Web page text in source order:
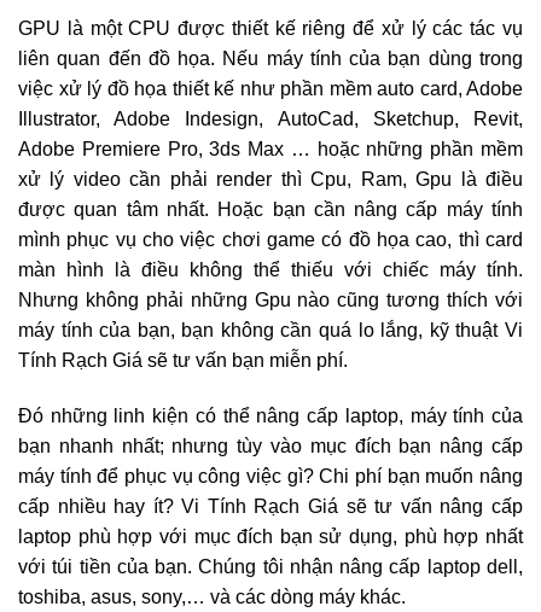
GPU là một CPU được thiết kế riêng để xử lý các tác vụ
liên quan đến đồ họa. Nếu máy tính của bạn dùng trong
việc xử lý đồ họa thiết kế như phần mềm auto card, Adobe
Illustrator, Adobe Indesign, AutoCad, Sketchup, Revit,
Adobe Premiere Pro, 3ds Max … hoặc những phần mềm
xử lý video cần phải render thì Cpu, Ram, Gpu là điều
được quan tâm nhất. Hoặc bạn cần nâng cấp máy tính
mình phục vụ cho việc chơi game có đồ họa cao, thì card
màn hình là điều không thể thiếu với chiếc máy tính.
Nhưng không phải những Gpu nào cũng tương thích với
máy tính của bạn, bạn không cần quá lo lắng, kỹ thuật Vi
Tính Rạch Giá sẽ tư vấn bạn miễn phí.
Đó những linh kiện có thể nâng cấp laptop, máy tính của
bạn nhanh nhất; nhưng tùy vào mục đích bạn nâng cấp
máy tính để phục vụ công việc gì? Chi phí bạn muốn nâng
cấp nhiều hay ít? Vi Tính Rạch Giá sẽ tư vấn nâng cấp
laptop phù hợp với mục đích bạn sử dụng, phù hợp nhất
với túi tiền của bạn. Chúng tôi nhận nâng cấp laptop dell,
toshiba, asus, sony,… và các dòng máy khác.